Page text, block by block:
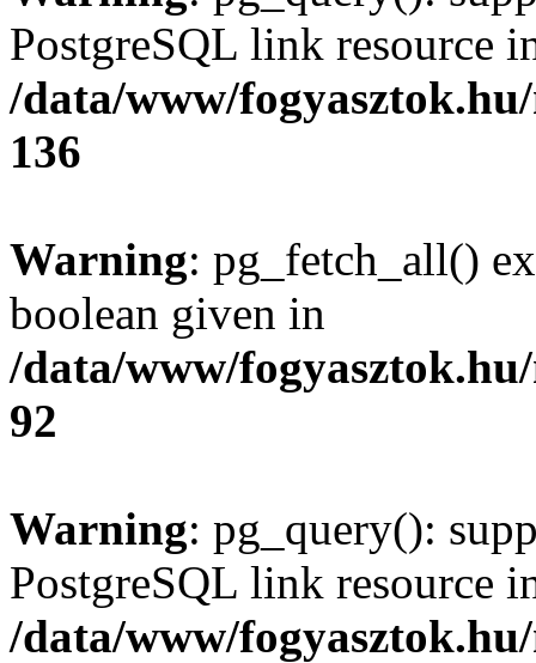
PostgreSQL link resource
/data/www/
136
Warning: pg_fetch_all()
boolean given in
/data/www/
92
Warning: pg_query():
PostgreSQL link resource
/data/www/